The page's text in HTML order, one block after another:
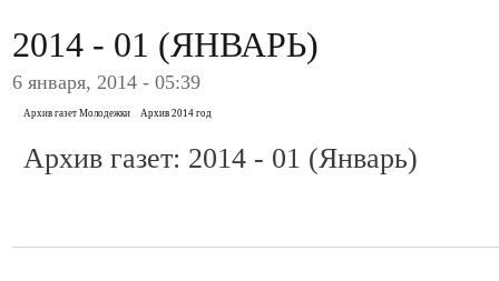
2014 - 01 (ЯНВАРЬ)
6 января, 2014 - 05:39
Архив газет Молодежки Архив 2014 год
Архив газет: 2014 - 01 (Январь)